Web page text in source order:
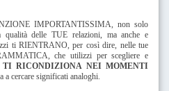
IMPORTANTISSIMA, non solo
qualità delle TUE relazioni, ma anche e
ti RIENTRANO, per così dire, nelle tue
che utilizzi per scegliere e
TI RICONDIZIONA NEI MOMENTI
a cercare significati analoghi.